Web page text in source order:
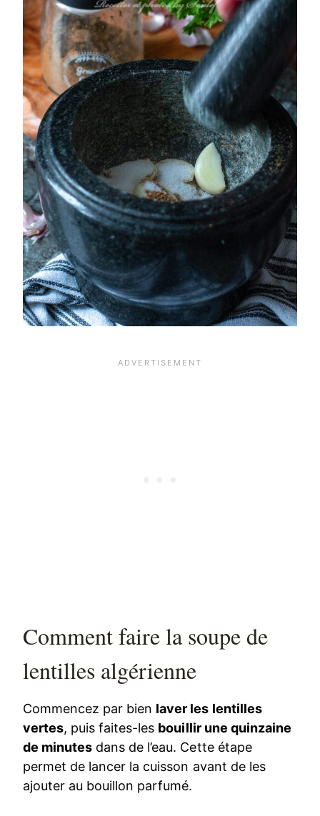
Comment faire la soupe de
lentilles algérienne
Commencez par bien laver les lentilles
vertes, puis faites-les bouillir une quinzaine
de minutes dans de l’eau. Cette étape
permet de lancer la cuisson avant de les
ajouter au bouillon parfumé.